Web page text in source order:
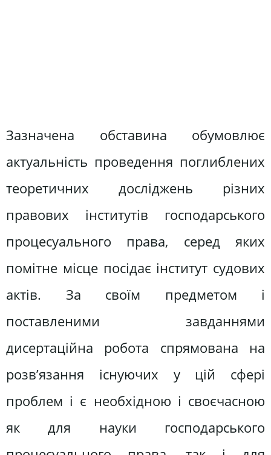
Зазначена обставина обумовлює
актуальність проведення поглиблених
теоретичних досліджень різних
правових інститутів господарського
процесуального права, серед яких
помітне місце посідає інститут судових
актів. За своїм предметом і
поставленими завданнями
дисертаційна робота спрямована на
розв’язання існуючих у цій сфері
проблем і є необхідною і своєчасною
як для науки господарського